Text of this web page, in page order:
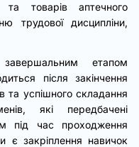
та товарів аптечного
трудової дисципліни,
етапом
після закінчення
та успішного складання
які передбачені
під час проходження
є закріплення навичок